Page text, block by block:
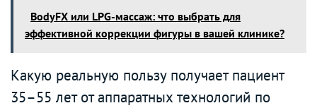
BodyFX или LPG-массаж: что выбрать для
эффективной коррекции фигуры в вашей клинике?
Какую реальную пользу получает пациент
35–55 лет от аппаратных технологий по